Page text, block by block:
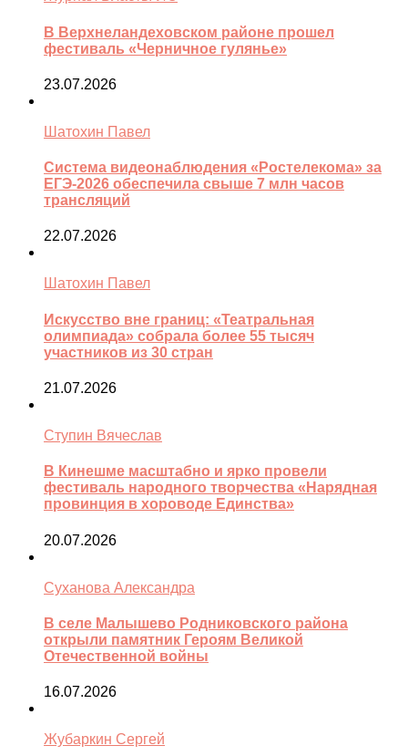
В Верхнеландеховском районе прошел
фестиваль «Черничное гулянье»
23.07.2026
Шатохин Павел
Система видеонаблюдения «Ростелекома» за
ЕГЭ-2026 обеспечила свыше 7 млн часов
трансляций
22.07.2026
Шатохин Павел
Искусство вне границ: «Театральная
олимпиада» собрала более 55 тысяч
участников из 30 стран
21.07.2026
Ступин Вячеслав
В Кинешме масштабно и ярко провели
фестиваль народного творчества «Нарядная
провинция в хороводе Единства»
20.07.2026
Суханова Александра
В селе Малышево Родниковского района
открыли памятник Героям Великой
Отечественной войны
16.07.2026
Жубаркин Сергей